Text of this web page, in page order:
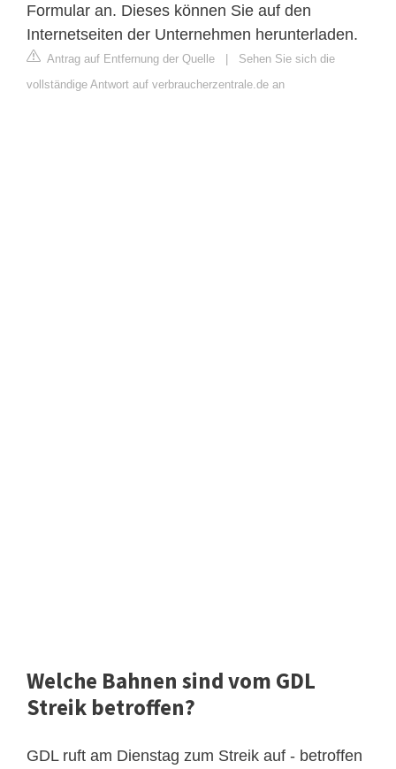
Formular an. Dieses können Sie auf den
Internetseiten der Unternehmen herunterladen.
Antrag auf Entfernung der Quelle | Sehen Sie sich die
vollständige Antwort auf verbraucherzentrale.de an
Welche Bahnen sind vom GDL
Streik betroffen?
GDL ruft am Dienstag zum Streik auf - betroffen